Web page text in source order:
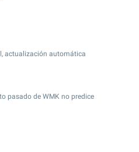
actualización automática
pasado de WMK no predice